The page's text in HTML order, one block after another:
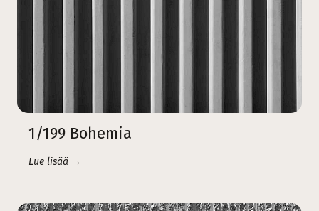
1/199 Bohemia
Lue lisää →